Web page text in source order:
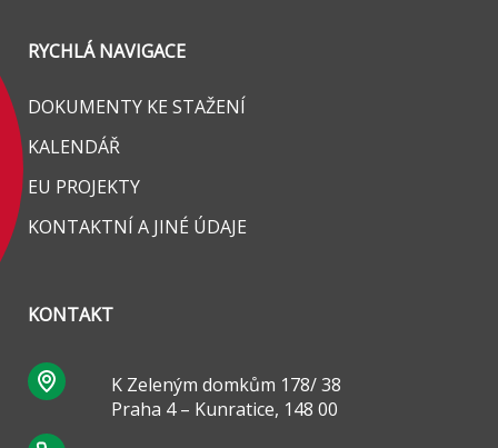
RYCHLÁ NAVIGACE
DOKUMENTY KE STAŽENÍ
KALENDÁŘ
EU PROJEKTY
KONTAKTNÍ A JINÉ ÚDAJE
KONTAKT
K Zeleným domkům 178/ 38
Praha 4 – Kunratice, 148 00